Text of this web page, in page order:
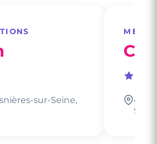
sur-Seine,
4